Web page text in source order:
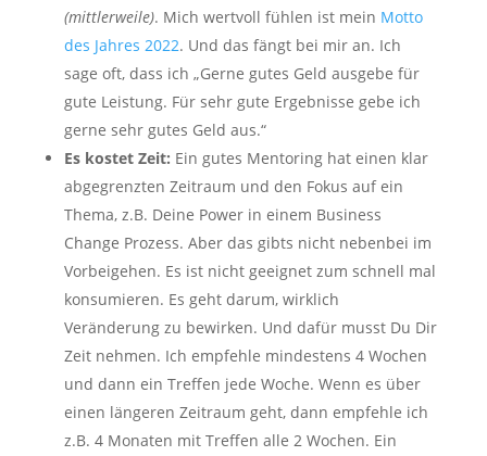
(mittlerweile). Mich wertvoll fühlen ist mein Motto
des Jahres 2022. Und das fängt bei mir an. Ich
sage oft, dass ich „Gerne gutes Geld ausgebe für
gute Leistung. Für sehr gute Ergebnisse gebe ich
gerne sehr gutes Geld aus.“
Es kostet Zeit: Ein gutes Mentoring hat einen klar
abgegrenzten Zeitraum und den Fokus auf ein
Thema, z.B. Deine Power in einem Business
Change Prozess. Aber das gibts nicht nebenbei im
Vorbeigehen. Es ist nicht geeignet zum schnell mal
konsumieren. Es geht darum, wirklich
Veränderung zu bewirken. Und dafür musst Du Dir
Zeit nehmen. Ich empfehle mindestens 4 Wochen
und dann ein Treffen jede Woche. Wenn es über
einen längeren Zeitraum geht, dann empfehle ich
z.B. 4 Monaten mit Treffen alle 2 Wochen. Ein